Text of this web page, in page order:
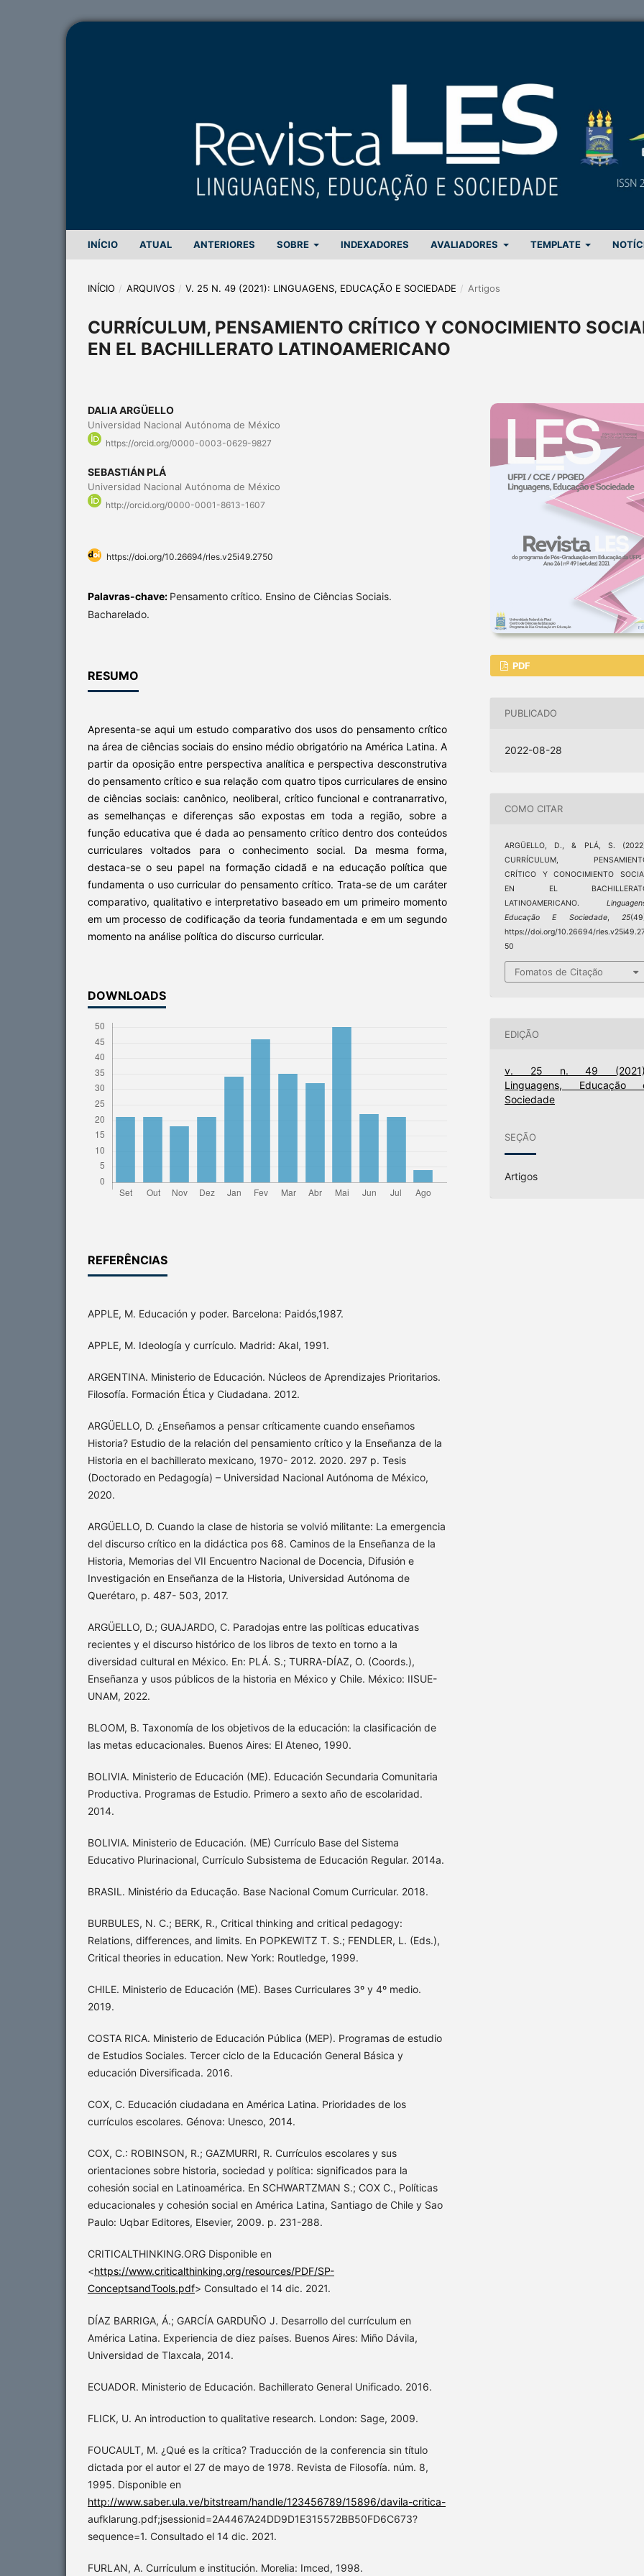
INÍCIO ATUAL ANTERIORES SOBRE INDEXADORES AVALIADORES TEMPLATE
INÍCIO / ARQUIVOS / V. 25 N. 49 (2021): LINGUAGENS, EDUCAÇÃO E SOCIEDADE / Artigos
CURRÍCULUM, PENSAMIENTO CRÍTICO Y CONOCIMIENTO
EN EL BACHILLERATO LATINOAMERICANO
DALIA ARGÜELLO
Universidad Nacional Autónoma de México
https://orcid.org/0000-0003-0629-9827
SEBASTIÁN PLÁ
Universidad Nacional Autónoma de México
http://orcid.org/0000-0001-8613-1607
https://doi.org/10.26694/rles.v25i49.2750
Palavras-chave: Pensamento crítico. Ensino de Ciências Sociais.
Bacharelado.
RESUMO
Apresenta-se aqui um estudo comparativo dos usos do pensamento crítico
na área de ciências sociais do ensino médio obrigatório na América Latina. A
partir da oposição entre perspectiva analítica e perspectiva desconstrutiva
do pensamento crítico e sua relação com quatro tipos curriculares de ensino
de ciências sociais: canônico, neoliberal, crítico funcional e contranarrativo,
as semelhanças e diferenças são expostas em toda a região, sobre a
função educativa que é dada ao pensamento crítico dentro dos conteúdos
curriculares voltados para o conhecimento social. Da mesma forma,
destaca-se o seu papel na formação cidadã e na educação política que
fundamenta o uso curricular do pensamento crítico. Trata-se de um caráter
comparativo, qualitativo e interpretativo baseado em um primeiro momento
em um processo de codificação da teoria fundamentada e em um segundo
momento na análise política do discurso curricular.
DOWNLOADS
REFERÊNCIAS
APPLE, M. Educación y poder. Barcelona: Paidós,1987.
APPLE, M. Ideología y currículo. Madrid: Akal, 1991.
ARGENTINA. Ministerio de Educación. Núcleos de Aprendizajes Prioritarios.
Filosofía. Formación Ética y Ciudadana. 2012.
ARGÜELLO, D. ¿Enseñamos a pensar críticamente cuando enseñamos
Historia? Estudio de la relación del pensamiento crítico y la Enseñanza de la
Historia en el bachillerato mexicano, 1970- 2012. 2020. 297 p. Tesis
(Doctorado en Pedagogía) – Universidad Nacional Autónoma de México,
2020.
ARGÜELLO, D. Cuando la clase de historia se volvió militante: La emergencia
del discurso crítico en la didáctica pos 68. Caminos de la Enseñanza de la
Historia, Memorias del VII Encuentro Nacional de Docencia, Difusión e
Investigación en Enseñanza de la Historia, Universidad Autónoma de
Querétaro, p. 487- 503, 2017.
ARGÜELLO, D.; GUAJARDO, C. Paradojas entre las políticas educativas
recientes y el discurso histórico de los libros de texto en torno a la
diversidad cultural en México. En: PLÁ. S.; TURRA-DÍAZ, O. (Coords.),
Enseñanza y usos públicos de la historia en México y Chile. México: IISUE-
UNAM, 2022.
BLOOM, B. Taxonomía de los objetivos de la educación: la clasificación de
las metas educacionales. Buenos Aires: El Ateneo, 1990.
BOLIVIA. Ministerio de Educación (ME). Educación Secundaria Comunitaria
Productiva. Programas de Estudio. Primero a sexto año de escolaridad.
2014.
BOLIVIA. Ministerio de Educación. (ME) Currículo Base del Sistema
Educativo Plurinacional, Currículo Subsistema de Educación Regular. 2014a.
BRASIL. Ministério da Educação. Base Nacional Comum Curricular. 2018.
BURBULES, N. C.; BERK, R., Critical thinking and critical pedagogy:
Relations, differences, and limits. En POPKEWITZ T. S.; FENDLER, L. (Eds.),
Critical theories in education. New York: Routledge, 1999.
CHILE. Ministerio de Educación (ME). Bases Curriculares 3º y 4º medio.
2019.
COSTA RICA. Ministerio de Educación Pública (MEP). Programas de estudio
de Estudios Sociales. Tercer ciclo de la Educación General Básica y
educación Diversificada. 2016.
COX, C. Educación ciudadana en América Latina. Prioridades de los
currículos escolares. Génova: Unesco, 2014.
COX, C.: ROBINSON, R.; GAZMURRI, R. Currículos escolares y sus
orientaciones sobre historia, sociedad y política: significados para la
cohesión social en Latinoamérica. En SCHWARTZMAN S.; COX C., Políticas
educacionales y cohesión social en América Latina, Santiago de Chile y Sao
Paulo: Uqbar Editores, Elsevier, 2009. p. 231-288.
CRITICALTHINKING.ORG Disponible en
<https://www.criticalthinking.org/resources/PDF/SP-
ConceptsandTools.pdf> Consultado el 14 dic. 2021.
DÍAZ BARRIGA, Á.; GARCÍA GARDUÑO J. Desarrollo del currículum en
América Latina. Experiencia de diez países. Buenos Aires: Miño Dávila,
Universidad de Tlaxcala, 2014.
ECUADOR. Ministerio de Educación. Bachillerato General Unificado. 2016.
FLICK, U. An introduction to qualitative research. London: Sage, 2009.
FOUCAULT, M. ¿Qué es la crítica? Traducción de la conferencia sin título
dictada por el autor el 27 de mayo de 1978. Revista de Filosofía. núm. 8,
1995. Disponible en
http://www.saber.ula.ve/bitstream/handle/123456789/15896/davila-critica-
aufklarung.pdf;jsessionid=2A4467A24DD9D1E315572BB50FD6C673?
sequence=1. Consultado el 14 dic. 2021.
FURLAN, A. Currículum e institución. Morelia: Imced, 1998.
PDF
PUBLICADO
2022-08-28
COMO CITAR
ARGÜELLO, D., & PLÁ, S.
CURRÍCULUM,
CRÍTICO Y CONOCIMIENTO
EN EL
LATINOAMERICANO.
Educação E Sociedade, 25
https://doi.org/10.26694/
50
Fomatos de Citação
EDIÇÃO
v. 25 n. 49
Linguagens, Educação
Sociedade
SEÇÃO
Artigos